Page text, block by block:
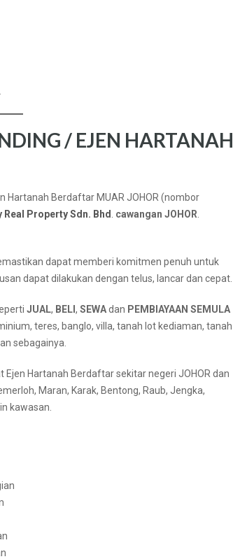
/ EJEN HARTANAH
Hartanah Berdaftar MUAR JOHOR (nombor
Real Property Sdn. Bhd cawangan JOHOR
dapat memberi komitmen penuh untuk
dapat dilakukan dengan telus, lancar dan cepat.
JUAL, BELI , SEWAdan PEMBIAYAAN SEMULA
teres, banglo, villa, tanah lot kediaman, tanah
sebagainya.
Hartanah Berdaftar sekitar negeri JOHOR dan
Maran, Karak, Bentong, Raub, Jengka,
kawasan.